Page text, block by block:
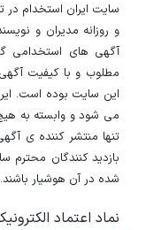
استخدام
تهران
۲ سال پیش
ناظر فنی
تهران
و روزانه مدیران و
آگهی های استخدامی
مطلوب و با کیفیت
این سایت بوده است.
می شود و وابسته به
تنها منتشر کننده ی
بازدید کنندگان
شده در آن هوشیار باشند.
نماد اعتماد